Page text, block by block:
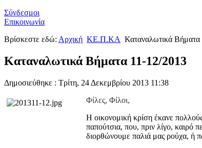
Σύνδεσμοι
Επικοινωνία
Βρίσκεστε εδώ: Αρχική ΚΕ.Π.ΚΑ Καταναλωτικά Βήματα
Καταναλωτικά Βήματα 11-12/2013
Δημοσιεύθηκε : Τρίτη, 24 Δεκεμβρίου 2013 11:38
Φίλες, Φίλοι,
Η οικονομική κρίση έκανε
παπούτσια, που, πριν λίγο, καιρό
διορθώνουμε παλιά μας ρούχα, ή